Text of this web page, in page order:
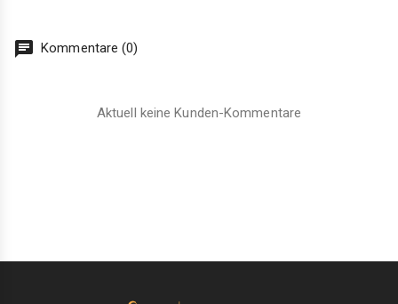
chat Kommentare (0)
Aktuell keine Kunden-Kommentare